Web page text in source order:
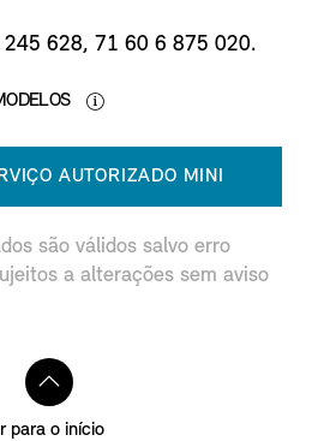
245 628, 71 60 6 875 020.
AUTORIZADO MINI
são válidos salvo erro
a alterações sem aviso
Ir para o início